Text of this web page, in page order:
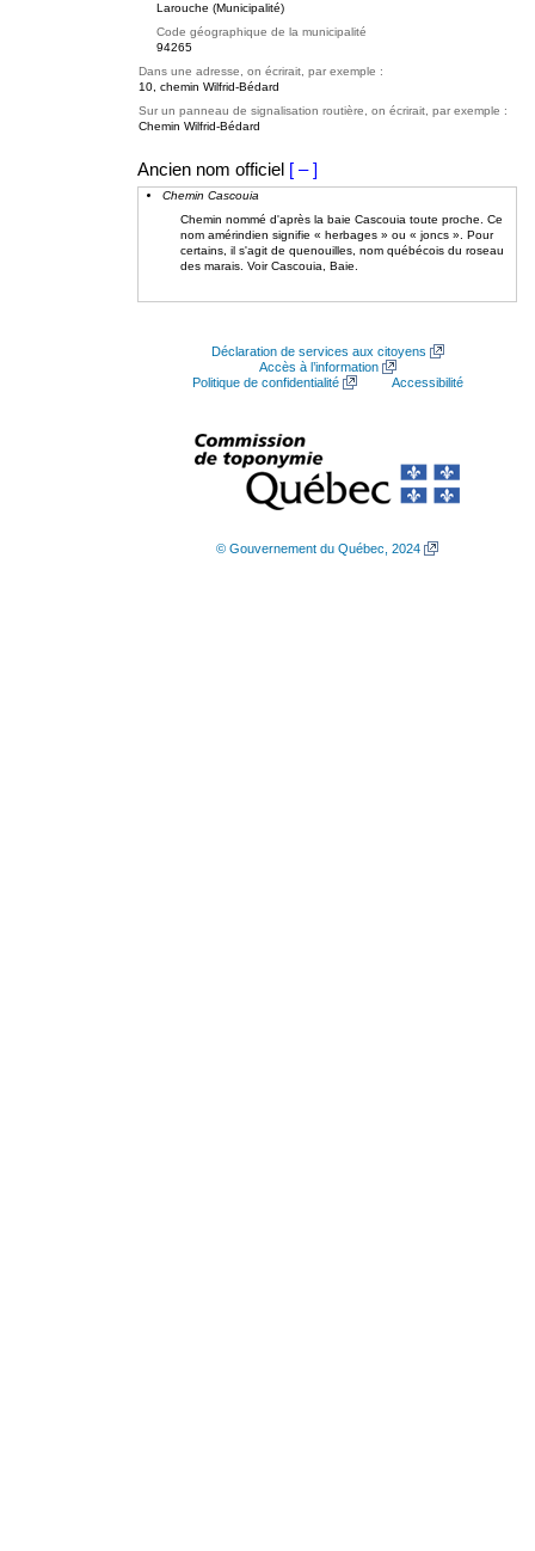
Larouche (Municipalité)
Code géographique de la municipalité
94265
Dans une adresse, on écrirait, par exemple :
10, chemin Wilfrid-Bédard
Sur un panneau de signalisation routière, on écrirait, par exemple :
Chemin Wilfrid-Bédard
Ancien nom officiel [ – ]
Chemin Cascouia
Chemin nommé d'après la baie Cascouia toute proche. Ce
nom amérindien signifie « herbages » ou « joncs ». Pour
certains, il s'agit de quenouilles, nom québécois du roseau
des marais. Voir Cascouia, Baie.
Déclaration de services aux citoyens
Accès à l’information
Politique de confidentialité
Accessibilité
© Gouvernement du Québec, 2024